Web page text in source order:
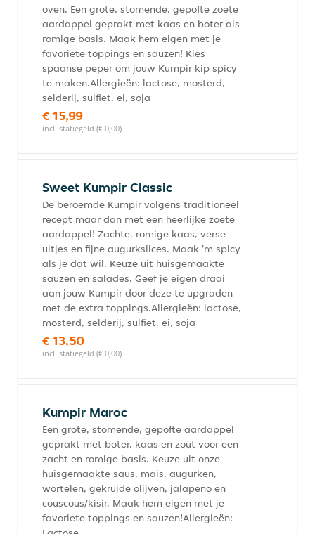
oven. Een grote, stomende, gepofte zoete
aardappel geprakt met kaas en boter als
romige basis. Maak hem eigen met je
favoriete toppings en sauzen! Kies
spaanse peper om jouw Kumpir kip spicy
te maken.Allergieën: lactose, mosterd,
selderij, sulfiet, ei, soja
€ 15,99
incl. statiegeld (€ 0,00)
Sweet Kumpir Classic
De beroemde Kumpir volgens traditioneel
recept maar dan met een heerlijke zoete
aardappel! Zachte, romige kaas, verse
uitjes en fijne augurkslices. Maak 'm spicy
als je dat wil. Keuze uit huisgemaakte
sauzen en salades. Geef je eigen draai
aan jouw Kumpir door deze te upgraden
met de extra toppings.Allergieën: lactose,
mosterd, selderij, sulfiet, ei, soja
€ 13,50
incl. statiegeld (€ 0,00)
Kumpir Maroc
Een grote, stomende, gepofte aardappel
geprakt met boter, kaas en zout voor een
zacht en romige basis. Keuze uit onze
huisgemaakte saus, mais, augurken,
wortelen, gekruide olijven, jalapeno en
couscous/kisir. Maak hem eigen met je
favoriete toppings en sauzen!Allergieën: